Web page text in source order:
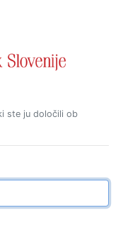
ste ju določili ob